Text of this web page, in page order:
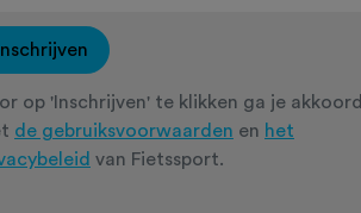
Inschrijven
op 'Inschrijven' te klikken ga je akkoord
de gebruiksvoorwaarden en het
van Fietssport.